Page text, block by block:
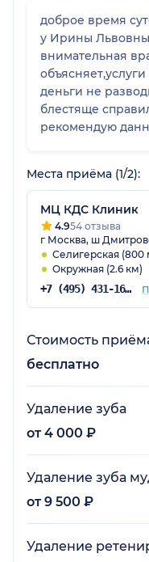
доброе время
у Ирины Львовны,удаляла
внимательная
деньги не
блестяще
рекомендую
Места приёма (1/2):
МЦ КДС Клиник
4.954 отзыва
г Москва, ш
Селигерская (800
Окружная (2.6 км)
+7 (495) 431-16-92
Стоимость
бесплатно
Удаление зуба
от 4 000 ₽
Удаление зуба
от 9 500 ₽
Удаление